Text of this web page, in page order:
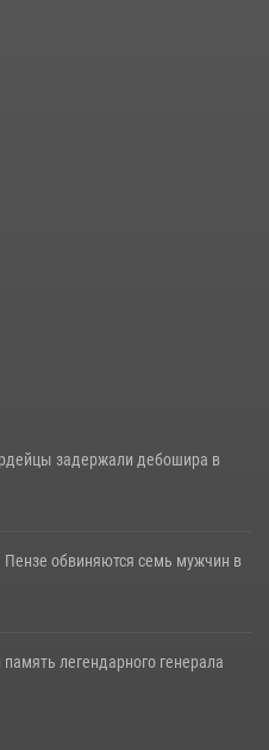
Лермонтовский праздник
познакомили участников
задержали дебошира в
обвиняются семь мужчин в
легендарного генерала